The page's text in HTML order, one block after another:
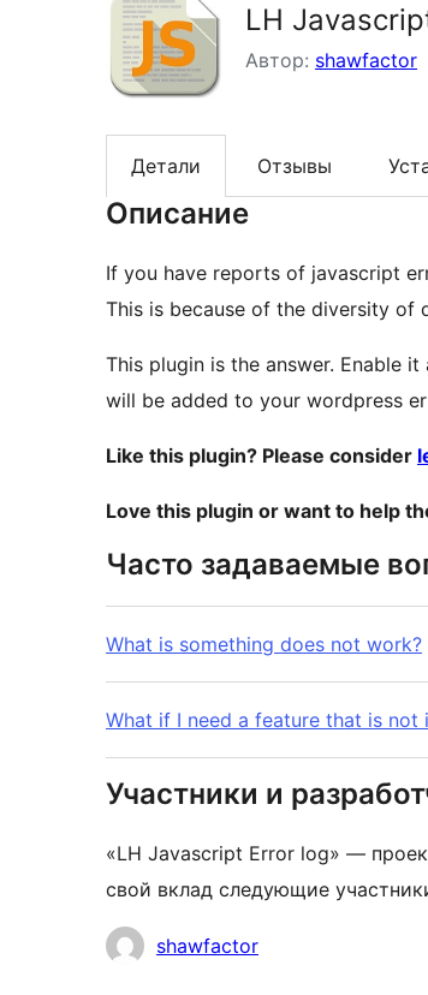
LH
Автор: shawfactor
Детали Отзывы
Описание
If you have reports of javascript
This is because of the diversity of
This plugin is the answer. Enable
will be added to your wordpress
Like this plugin? Please consider
Love this plugin or want to help
Часто задаваемые
What is something does not work?
What if I need a feature that is not
Участники и
«LH Javascript Error log» —
свой вклад следующие
Участникиshawfactor